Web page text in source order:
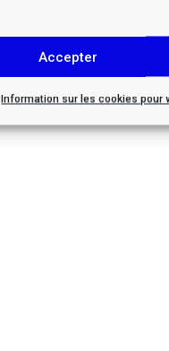
Accepter
Information sur les cookies pour